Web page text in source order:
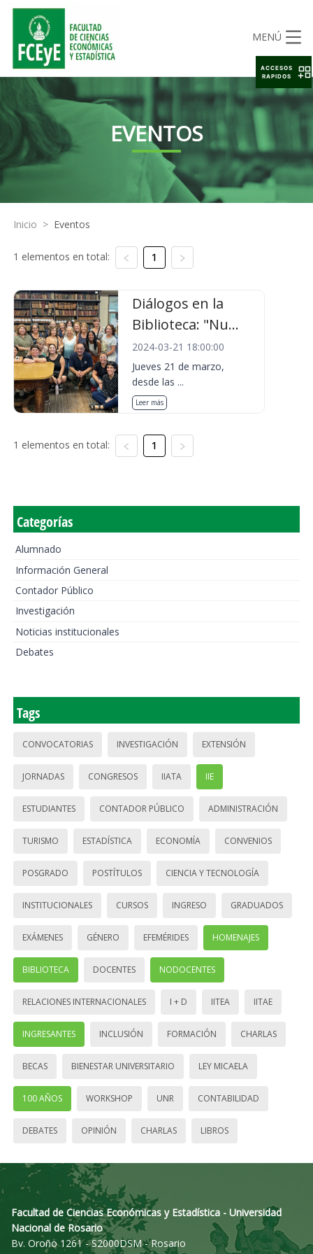
MENÚ
EVENTOS
Inicio > Eventos
1 elementos en total: 1
Diálogos en la
Biblioteca: "Nu...
2024-03-21 18:00:00
Jueves 21 de marzo,
desde las ...
Leer más
1 elementos en total: 1
Categorías
Alumnado
Información General
Contador Público
Investigación
Noticias institucionales
Debates
Tags
CONVOCATORIAS INVESTIGACIÓN EXTENSIÓN
JORNADAS CONGRESOS IIATA IIE
ESTUDIANTES CONTADOR PÚBLICO ADMINISTRACIÓN
TURISMO ESTADÍSTICA ECONOMÍA CONVENIOS
POSGRADO POSTÍTULOS CIENCIA Y TECNOLOGÍA
INSTITUCIONALES CURSOS INGRESO GRADUADOS
EXÁMENES GÉNERO EFEMÉRIDES HOMENAJES
BIBLIOTECA DOCENTES NODOCENTES
RELACIONES INTERNACIONALES I + D IITEA IITAE
INGRESANTES INCLUSIÓN FORMACIÓN CHARLAS
BECAS BIENESTAR UNIVERSITARIO LEY MICAELA
100 AÑOS WORKSHOP UNR CONTABILIDAD
DEBATES OPINIÓN CHARLAS LIBROS
Facultad de Ciencias Económicas y Estadística - Universidad
Nacional de Rosario
Bv. Oroño 1261 - S2000DSM - Rosario
ACCESOS
RAPIDOS